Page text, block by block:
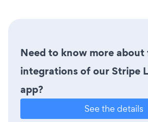
Need to know more about
integrations of our Stripe
app?
See the details